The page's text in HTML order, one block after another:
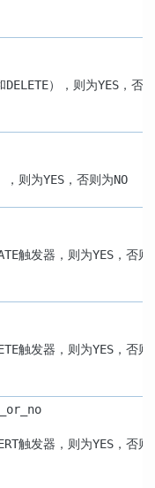
DELETE），则为YES，否
，则为YES，否则为NO
触发器，则为YES，否则
触发器，则为YES，否则
触发器，则为YES，否则